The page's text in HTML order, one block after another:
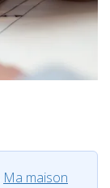
Ma maison